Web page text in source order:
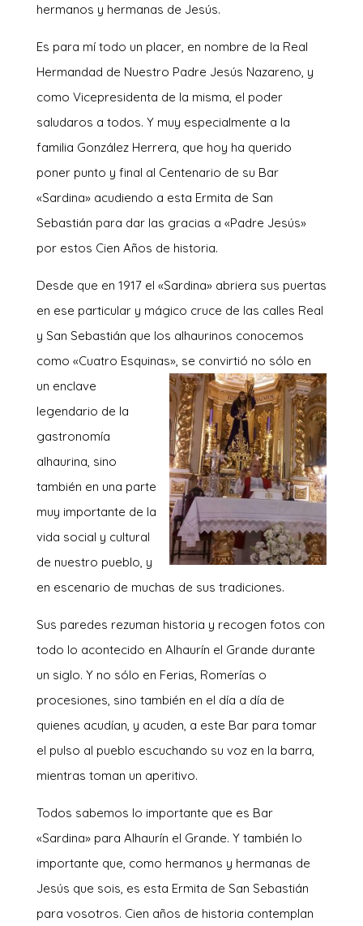
hermanos y hermanas de Jesús.
Es para mí todo un placer, en nombre de la Real
Hermandad de Nuestro Padre Jesús Nazareno, y
como Vicepresidenta de la misma, el poder
saludaros a todos. Y muy especialmente a la
familia González Herrera, que hoy ha querido
poner punto y final al Centenario de su Bar
«Sardina» acudiendo a esta Ermita de San
Sebastián para dar las gracias a «Padre Jesús»
por estos Cien Años de historia.
Desde que en 1917 el «Sardina» abriera sus puertas
en ese particular y mágico cruce de las calles Real
y San Sebastián que los alhaurinos conocemos
como «Cuatro Esquinas», se convirtió no sólo en
un enclave
legendario de la
gastronomía
alhaurina, sino
también en una parte
muy importante de la
vida social y cultural
de nuestro pueblo, y
en escenario de muchas de sus tradiciones.
Sus paredes rezuman historia y recogen fotos con
todo lo acontecido en Alhaurín el Grande durante
un siglo. Y no sólo en Ferias, Romerías o
procesiones, sino también en el día a día de
quienes acudían, y acuden, a este Bar para tomar
el pulso al pueblo escuchando su voz en la barra,
mientras toman un aperitivo.
Todos sabemos lo importante que es Bar
«Sardina» para Alhaurín el Grande. Y también lo
importante que, como hermanos y hermanas de
Jesús que sois, es esta Ermita de San Sebastián
para vosotros. Cien años de historia contemplan